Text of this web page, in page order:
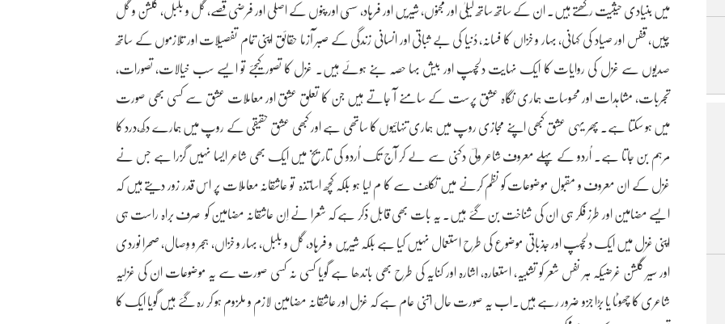
میں بنیادی حیثیت رکھتے ہیں۔ ان کے ساتھ ساتھ لیلیٰ اور مجنوں، شیریں اور فرہاد، سسّی اور پنوں کے اصلی اور فرضی قصے، گل و بلبل، گلشن و گل
چیں، قفس اور صیاد کی کہانی، بہار و خزاں کا فسانہ، دُنیا کی بے ثباتی اور انسانی زندگی کے صبر آزما حقائق اپنی تمام تفصیلات اور تلازموں کے ساتھ
صدیوں سے غزل کی روایات کا ایک نہایت دلچسپ اور بیش بہا حصہ بنے ہوئے ہیں۔ غزل کا تصور کیجئے تو ایسے سب خیالات، تصورات،
تجربات، مشاہدات اور محسوسات ہماری نگاہ عشق پرست کے سامنے آ جاتے ہیں جن کا تعلق عشق اور معاملات عشق سے کسی بھی صورت
میں ہو سکتا ہے۔ پھر یہی عشق کبھی اپنے مجازی روپ میں ہماری تنہائیوں کا ساتھی ہے اور کبھی عشق حقیقی کے روپ میں ہمارے دکھ،درد کا
مرہم بن جاتا ہے۔ اُردو کے پہلے معروف شاعر ولیؔ دکنی سے لے کر آج تک اُردو کی تاریخ میں ایک بھی شاعر ایسا نہیں گزرا ہے جس نے
غزل کے ان معروف و مقبول موضوعات کو نظم کرنے میں تکلف سے کا م لیا ہو بلکہ کچھ اساتذہ تو عاشقانہ معاملات پر اس قدر زور دیتے ہیں کہ
ایسے مضامین اور طرز فکر ہی ان کی شناخت بن گئے ہیں۔ یہ بات بھی قابل ذکر ہے کہ شعرا نے اِن عاشقانہ مضامین کو صرف براہ راست ہی
اپنی غزل میں ایک دلچسپ اور جذباتی موضوع کی طرح استعمال نہیں کیا ہے بلکہ شیریں و فرہاد، گل و بلبل، بہار و خزاں، ہجر و وِصال، صحرا نوردی
اور سیر گلشن غرضیکہ ہر نفس شعر کو تشبیہ، استعارہ، اشارہ اور کنایہ کی طرح بھی باندھا ہے گویا کسی نہ کسی صورت سے یہ موضوعات ان کی غزلیہ
شاعری کا چھوٹا یا بڑا جزو ضرور رہے ہیں۔اب یہ صورت حال اتنی عام ہے کہ غزل اور عاشقانہ مضامین لازم و ملزوم ہو کر رہ گئے ہیں گویا ایک کا